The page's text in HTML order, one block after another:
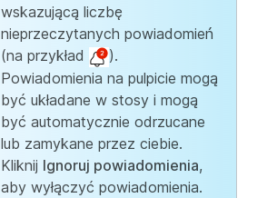
wskazującą liczbę
nieprzeczytanych powiadomień
(na przykład
).
Powiadomienia na pulpicie mogą
być układane w stosy i mogą
być automatycznie odrzucane
lub zamykane przez ciebie.
Kliknij Ignoruj powiadomienia,
aby wyłączyć powiadomienia.